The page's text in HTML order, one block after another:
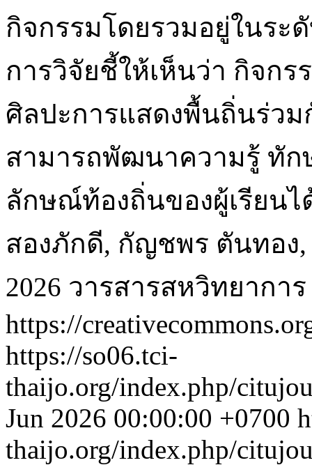
กิจกรรมโดยรวมอยู่ในระ
การวิจัยชี้ให้เห็นว่า กิจก
ศิลปะการแสดงพื้นถิ่นร่ว
สามารถพัฒนาความรู้ ทัก
ลักษณ์ท้องถิ่นของผู้เรียนไ
สองภักดี, กัญชพร ตันทอง
2026 วารสารสหวิทยาการ
https://
https://so06.tci-
thaijo.org/index.php/
Jun 2026 00:00:00 +0700
thaijo.org/index.php/